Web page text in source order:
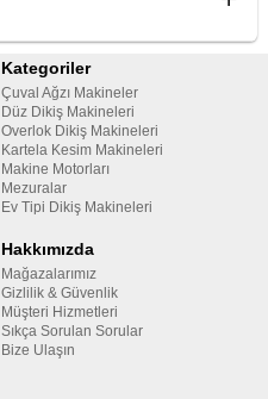
Kategoriler
Çuval Ağzı Makineler
Düz Dikiş Makineleri
Overlok Dikiş Makineleri
Kartela Kesim Makineleri
Makine Motorları
Mezuralar
Ev Tipi Dikiş Makineleri
Hakkımızda
Mağazalarımız
Gizlilik & Güvenlik
Müşteri Hizmetleri
Sıkça Sorulan Sorular
Bize Ulaşın